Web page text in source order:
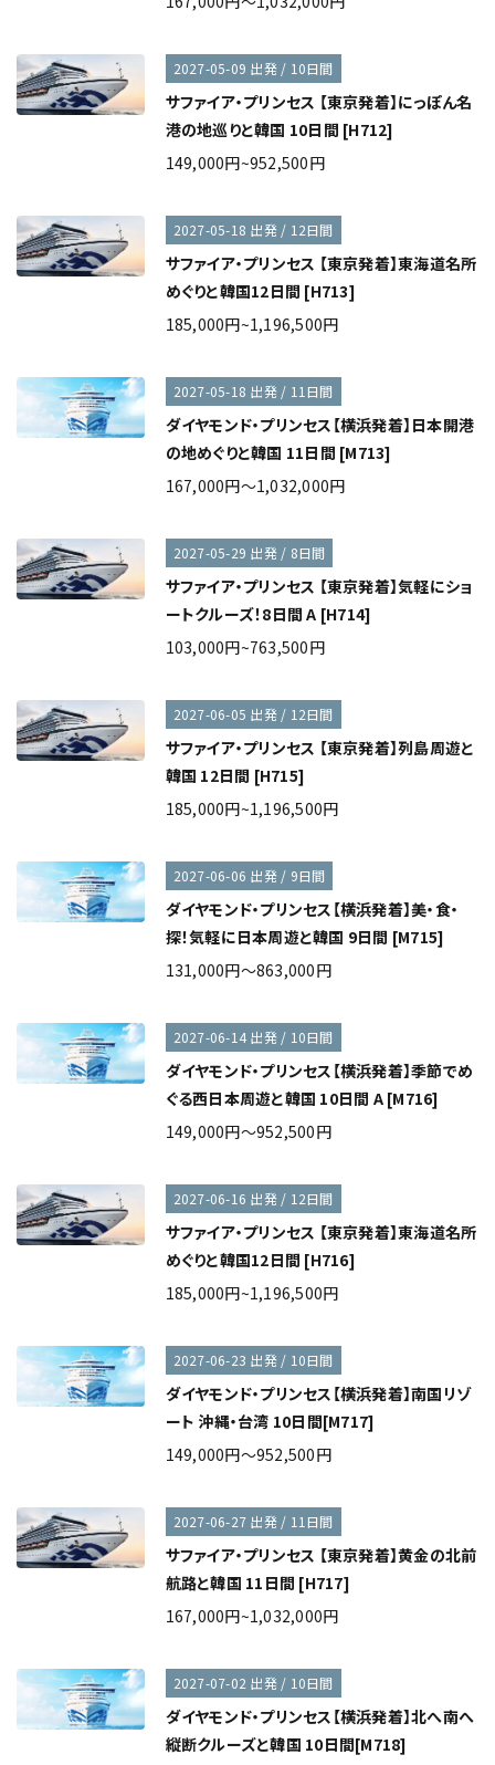
2027-05-09 出発 / 10日間
サファイア・プリンセス 【東京発着】にっぽん名
港の地巡りと韓国 10日間 [H712]
149,000円~952,500円
2027-05-18 出発 / 12日間
サファイア・プリンセス 【東京発着】東海道名所
めぐりと韓国12日間 [H713]
185,000円~1,196,500円
2027-05-18 出発 / 11日間
ダイヤモンド・プリンセス【横浜発着】日本開港
の地めぐりと韓国 11日間 [M713]
167,000円～1,032,000円
2027-05-29 出発 / 8日間
サファイア・プリンセス 【東京発着】気軽にショ
ートクルーズ！8日間 A [H714]
103,000円~763,500円
2027-06-05 出発 / 12日間
サファイア・プリンセス 【東京発着】列島周遊と
韓国 12日間 [H715]
185,000円~1,196,500円
2027-06-06 出発 / 9日間
ダイヤモンド・プリンセス【横浜発着】美・食・
探！気軽に日本周遊と韓国 9日間 [M715]
131,000円～863,000円
2027-06-14 出発 / 10日間
ダイヤモンド・プリンセス【横浜発着】季節でめ
ぐる西日本周遊と韓国 10日間 A [M716]
149,000円～952,500円
2027-06-16 出発 / 12日間
サファイア・プリンセス 【東京発着】東海道名所
めぐりと韓国12日間 [H716]
185,000円~1,196,500円
2027-06-23 出発 / 10日間
ダイヤモンド・プリンセス【横浜発着】南国リゾ
ート 沖縄・台湾 10日間[M717]
149,000円～952,500円
2027-06-27 出発 / 11日間
サファイア・プリンセス 【東京発着】黄金の北前
航路と韓国 11日間 [H717]
167,000円~1,032,000円
2027-07-02 出発 / 10日間
ダイヤモンド・プリンセス【横浜発着】北へ南へ
縦断クルーズと韓国 10日間[M718]